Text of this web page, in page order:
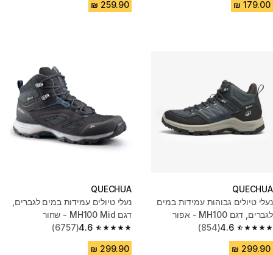
QUECHUA
נעלי טיולים גבוהות עמידות במים
לגברים, דגם MH100 - אפור
4.6
4.6 out of 5 stars from 854 reviews
(854)
QUECHUA
נעלי טיולים עמידות במים לגברים,
דגם MH100 Mid - שחור
4.6
4.6 out of 5 stars from 6757 reviews
(6757)